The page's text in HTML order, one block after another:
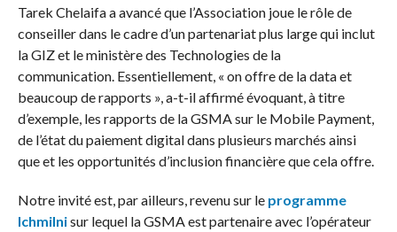
Tarek Chelaifa a avancé que l’Association joue le rôle de
conseiller dans le cadre d’un partenariat plus large qui inclut
la GIZ et le ministère des Technologies de la
communication. Essentiellement, « on offre de la data et
beaucoup de rapports », a-t-il affirmé évoquant, à titre
d’exemple, les rapports de la GSMA sur le Mobile Payment,
de l’état du paiement digital dans plusieurs marchés ainsi
que et les opportunités d’inclusion financière que cela offre.
Notre invité est, par ailleurs, revenu sur le programme
Ichmilnisur lequel la GSMA est partenaire avec l’opérateur